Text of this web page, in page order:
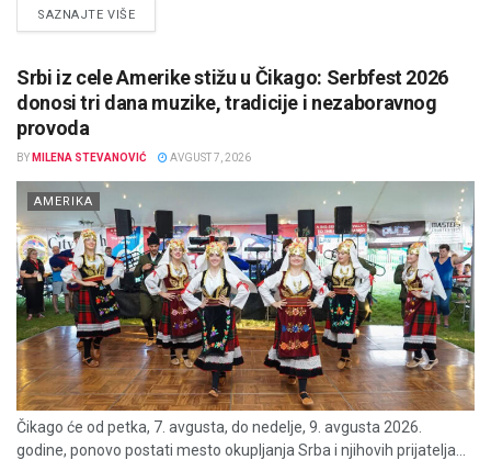
SAZNAJTE VIŠEDETAILS
Srbi iz cele Amerike stižu u Čikago: Serbfest 2026
donosi tri dana muzike, tradicije i nezaboravnog
provoda
BY MILENA STEVANOVIĆ AVGUST 7, 2026
AMERIKA
Čikago će od petka, 7. avgusta, do nedelje, 9. avgusta 2026.
godine, ponovo postati mesto okupljanja Srba i njihovih prijatelja...